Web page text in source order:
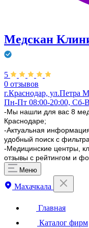
Медскан
5
0 отзывов
г.Краснодар, ул.Петра
Пн-Пт 08:00-20:00, Сб-
-Мы нашли для вас 8
Краснодаре;
-Актуальная
удобный поиск с
-Медицинские центры,
отзывы с рейтингом и
Меню
Махачкала
Главная
Каталог фирм